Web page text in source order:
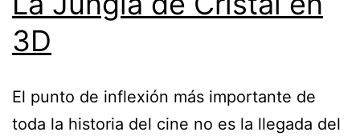
3D
El punto de inflexión más importante de
toda la historia del cine no es la llegada del